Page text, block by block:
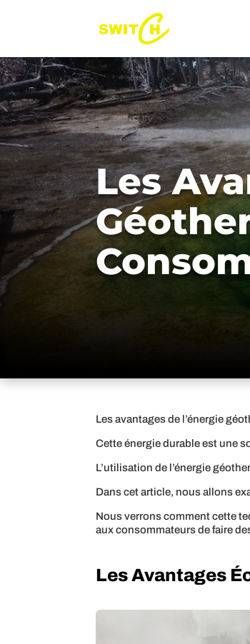
Les
Les avantages de l’énergie
Cette énergie durable est une
L’utilisation de l’énergie
Dans cet article, nous allons
Nous verrons comment cette
aux consommateurs de faire
Les Avantages